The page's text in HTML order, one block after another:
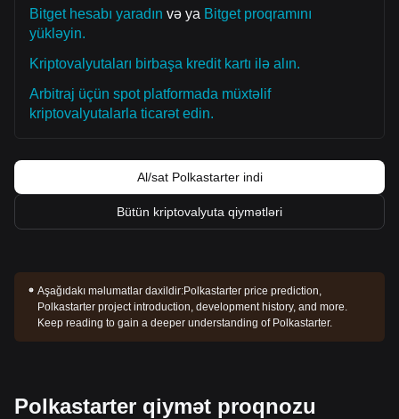
Bitget hesabı yaradın və ya Bitget proqramını
yükləyin.
Kriptovalyutaları birbaşa kredit kartı ilə alın.
Arbitraj üçün spot platformada müxtəlif
kriptovalyutalarla ticarət edin.
Al/sat Polkastarter indi
Bütün kriptovalyuta qiymətləri
Aşağıdakı məlumatlar daxildir:Polkastarter price prediction,
Polkastarter project introduction, development history, and more.
Keep reading to gain a deeper understanding of Polkastarter.
Polkastarter qiymət proqnozu